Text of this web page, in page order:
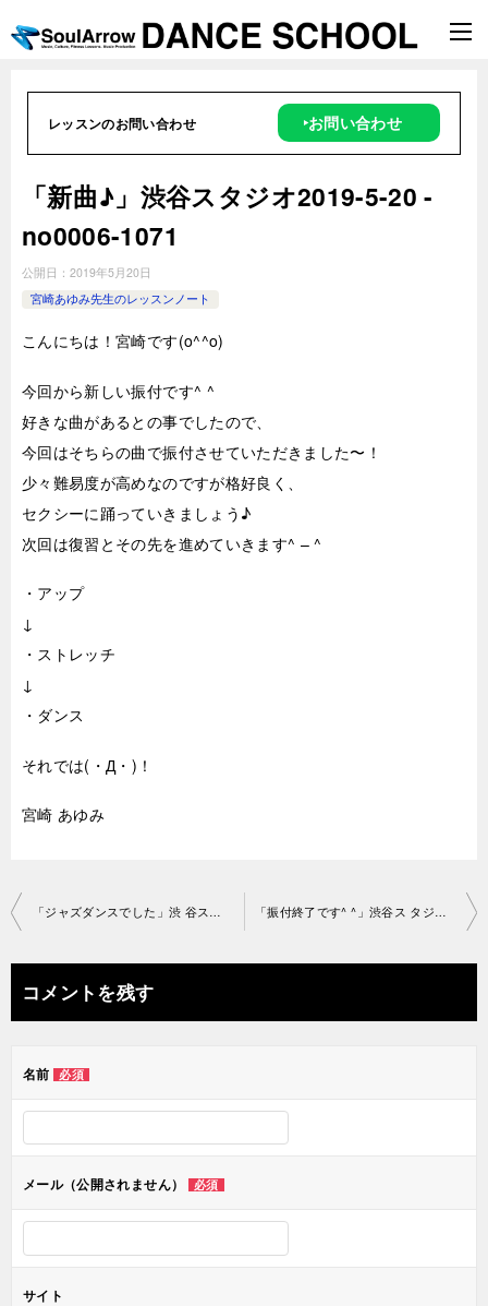
レッスンのお問い合わせ ‣お問い合わせ
「新曲♪」渋谷スタジオ2019-5-20 -
no0006-1071
公開日： 2019年5月20日
宮崎あゆみ先生のレッスンノート
こんにちは！宮崎です(o^^o)
今回から新しい振付です^ ^
好きな曲があるとの事でしたので、
今回はそちらの曲で振付させていただきました〜！
少々難易度が高めなのですが格好良く、
セクシーに踊っていきましょう♪
次回は復習とその先を進めていきます^ – ^
・アップ
↓
・ストレッチ
↓
・ダンス
それでは(・Д・)！
宮崎 あゆみ
投
ナ
ビ
ー
ン
コメントを残す
名前 必須
メール（公開されません） 必須
サイト